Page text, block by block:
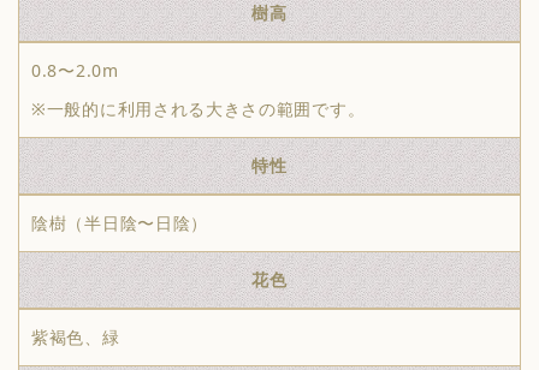
樹高
0.8〜2.0m
※一般的に利用される大きさの範囲です。
特性
陰樹（半日陰〜日陰）
花色
紫褐色、緑